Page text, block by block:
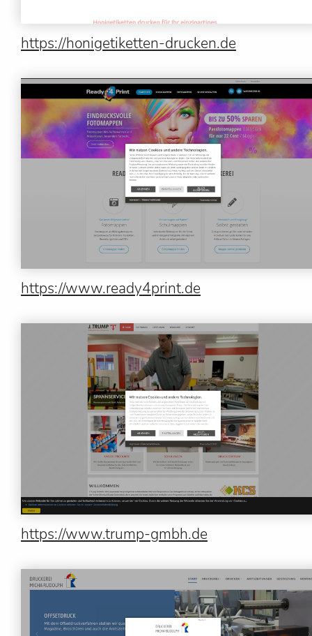
https://honigetiketten-drucken.de
https://www.ready4print.de
https://www.trump-gmbh.de